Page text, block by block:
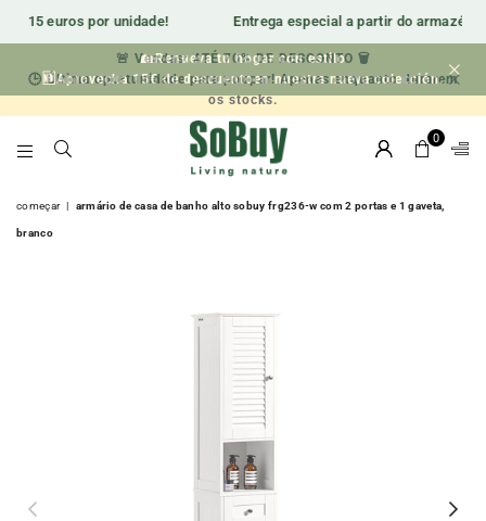
15 euros por unidade! Entrega especial a partir do armazém
🚨 Vendas: ATÉ 70% DE DESCONTO 🗑️
🕒 Última oportunidade para poupar! Apenas enquanto durarem
os stocks.
🏡Renueva tu hogar con estilo
🆕Aprovecha 15€ de descuentoen nuestra nueva colección.
ES
0
começar | armário de casa de banho alto sobuy frg236-w com 2 portas e 1 gaveta,
branco
Previous